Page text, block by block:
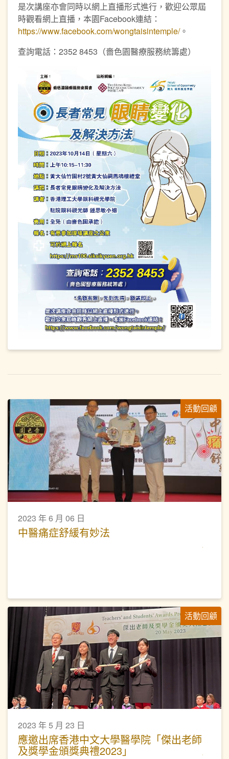
是次講座亦會同時以網上直播形式進行，歡迎公眾屆
時觀看網上直播，本園Facebook連結：
https://www.facebook.com/wongtaisintemple/。
查詢電話：2352 8453（嗇色園醫療服務統籌處）
活動回顧
2023 年 6 月 06 日
中醫痛症舒緩有妙法
活動回顧
2023 年 5 月 23 日
應邀出席香港中文大學醫學院「傑出老師
及獎學金頒獎典禮2023」